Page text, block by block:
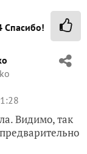
Спасибо!
Видимо, так